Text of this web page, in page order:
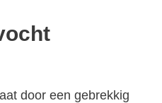
door een gebrekkig